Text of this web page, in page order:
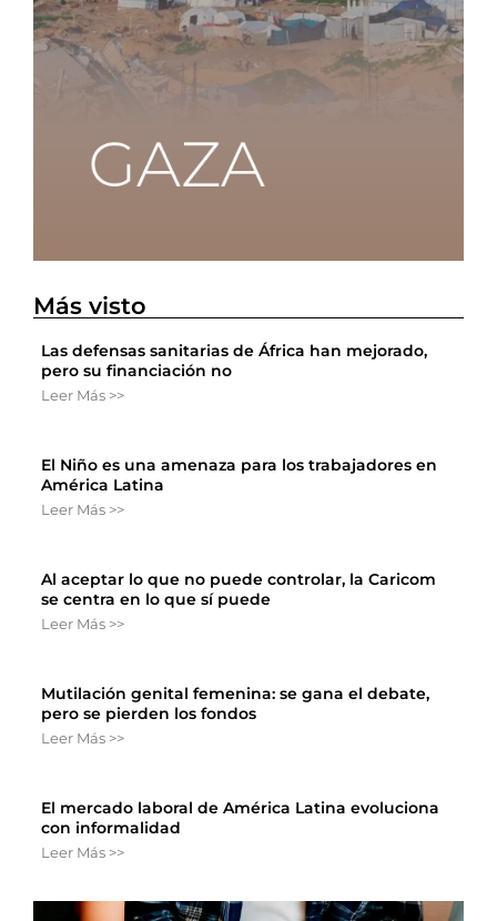
Más visto
Las defensas sanitarias de África han mejorado,
pero su financiación no
Leer Más >>
El Niño es una amenaza para los trabajadores en
América Latina
Leer Más >>
Al aceptar lo que no puede controlar, la Caricom
se centra en lo que sí puede
Leer Más >>
Mutilación genital femenina: se gana el debate,
pero se pierden los fondos
Leer Más >>
El mercado laboral de América Latina evoluciona
con informalidad
Leer Más >>